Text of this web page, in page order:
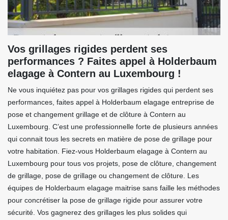
Vos grillages rigides perdent ses
performances ? Faites appel à Holderbaum
elagage à Contern au Luxembourg !
Ne vous inquiétez pas pour vos grillages rigides qui perdent ses
performances, faites appel à Holderbaum elagage entreprise de
pose et changement grillage et de clôture à Contern au
Luxembourg. C’est une professionnelle forte de plusieurs années
qui connait tous les secrets en matière de pose de grillage pour
votre habitation. Fiez-vous Holderbaum elagage à Contern au
Luxembourg pour tous vos projets, pose de clôture, changement
de grillage, pose de grillage ou changement de clôture. Les
équipes de Holderbaum elagage maitrise sans faille les méthodes
pour concrétiser la pose de grillage rigide pour assurer votre
sécurité. Vos gagnerez des grillages les plus solides qui